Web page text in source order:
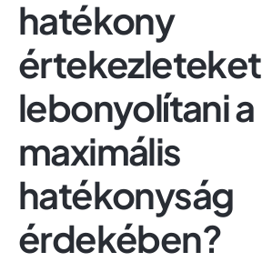
hatékony
értekezleteket
lebonyolítani a
maximális
hatékonyság
érdekében?